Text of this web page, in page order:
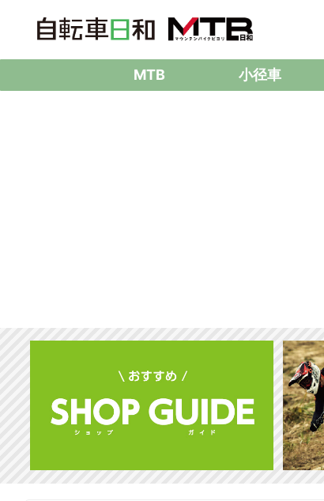
MTB 小径車